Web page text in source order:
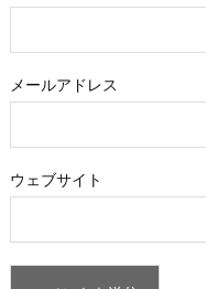
メールアドレス
ウェブサイト